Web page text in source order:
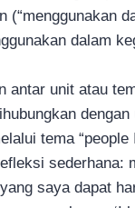
(“menggunakan
dalam
antar unit atau
dengan
tema “people
sederhana:
saya dapat